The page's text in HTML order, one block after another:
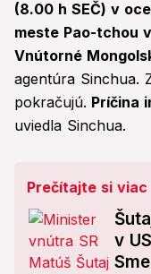
(8.00 h SEČ) v
meste Pao-tchou
Vnútorné
agentúra Sinchua.
pokračujú. Príčina
uviedla Sinchua.
Prečítajte si viac
v